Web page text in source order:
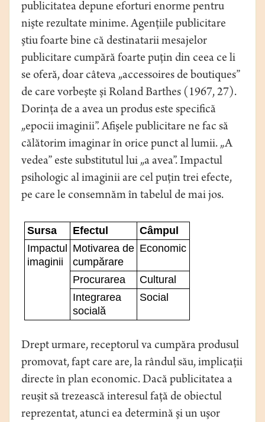
publicitatea depune eforturi enorme pentru
nişte rezultate minime. Agenţiile publicitare
ştiu foarte bine că destinatarii mesajelor
publicitare cumpără foarte puţin din ceea ce li
se oferă, doar câteva „accessoires de boutiques”
de care vorbeşte şi Roland Barthes (1967, 27).
Dorinţa de a avea un produs este specifică
„epocii imaginii”. Afişele publicitare ne fac să
călătorim imaginar în orice punct al lumii. „A
vedea” este substitutul lui „a avea”. Impactul
psihologic al imaginii are cel puţin trei efecte,
pe care le consemnăm în tabelul de mai jos.
Sursa Efectul
Câmpul
Impactul
imaginii
Motivarea de
cumpărare
Economic
Procurarea
Cultural
Integrarea
socială
Social
Drept urmare, receptorul va cumpăra produsul
promovat, fapt care are, la rândul său, implicaţii
directe în plan economic. Dacă publicitatea a
reuşit să trezească interesul faţă de obiectul
reprezentat, atunci ea determină şi un uşor